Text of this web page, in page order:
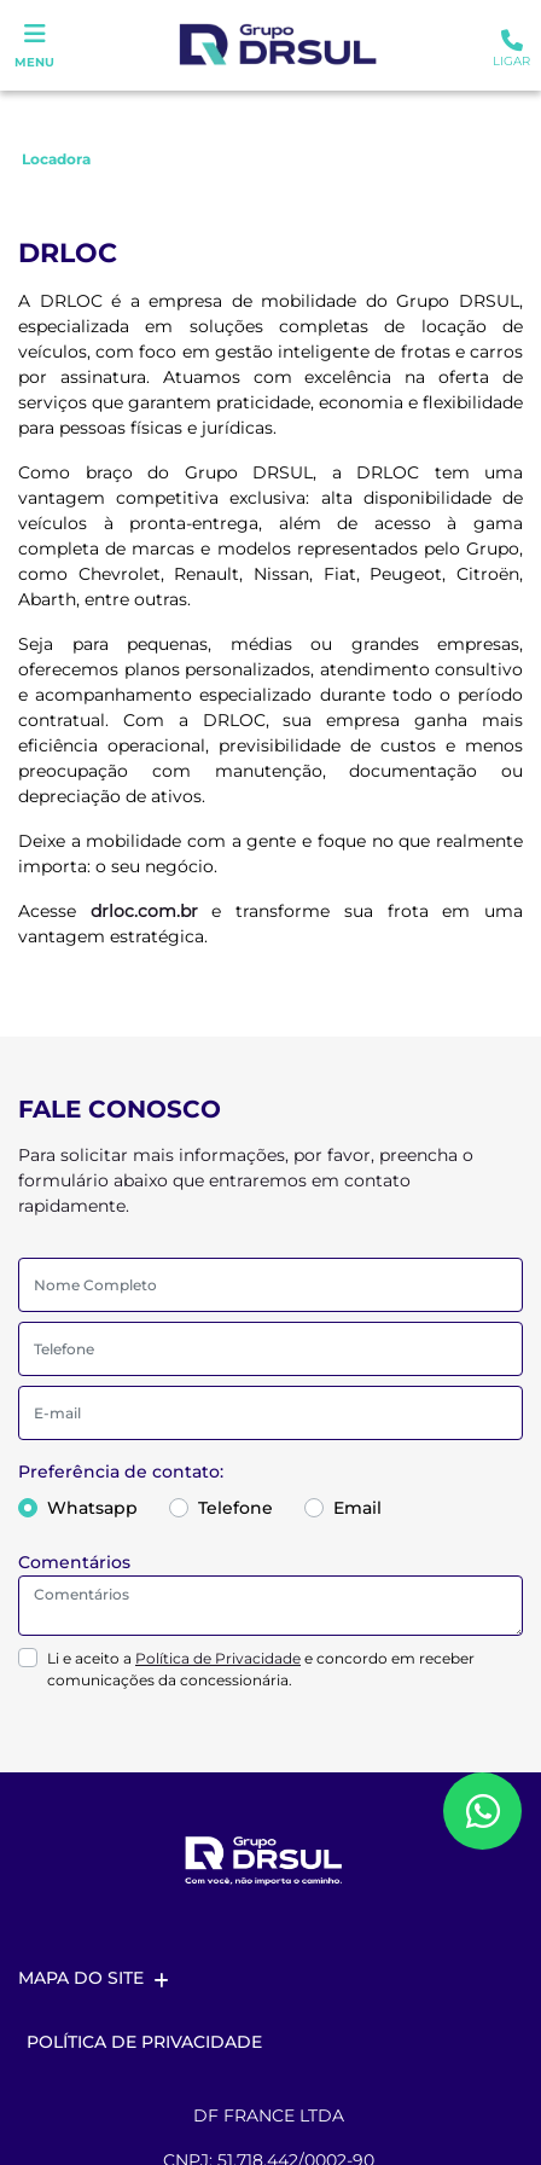
MENU LIGAR
Locadora
DRLOC
A DRLOC é a empresa de mobilidade do Grupo DRSUL,
especializada em soluções completas de locação de
veículos, com foco em gestão inteligente de frotas e carros
por assinatura. Atuamos com excelência na oferta de
serviços que garantem praticidade, economia e flexibilidade
para pessoas físicas e jurídicas.
Como braço do Grupo DRSUL, a DRLOC tem uma
vantagem competitiva exclusiva: alta disponibilidade de
veículos à pronta-entrega, além de acesso à gama
completa de marcas e modelos representados pelo Grupo,
como Chevrolet, Renault, Nissan, Fiat, Peugeot, Citroën,
Abarth, entre outras.
Seja para pequenas, médias ou grandes empresas,
oferecemos planos personalizados, atendimento consultivo
e acompanhamento especializado durante todo o período
contratual. Com a DRLOC, sua empresa ganha mais
eficiência operacional, previsibilidade de custos e menos
preocupação com manutenção, documentação ou
depreciação de ativos.
Deixe a mobilidade com a gente e foque no que realmente
importa: o seu negócio.
Acesse drloc.com.br
e transforme sua frota em uma
vantagem estratégica.
FALE CONOSCO
Para solicitar mais informações, por favor, preencha o
formulário abaixo que entraremos em contato
rapidamente.
Preferência de contato:
Whatsapp
Telefone Email
Comentários
Li e aceito a Política de Privacidade e concordo em receber
comunicações da concessionária.
MAPA DO SITE
POLÍTICA DE PRIVACIDADE
DF FRANCE LTDA
CNPJ: 51.718.442/0002-90